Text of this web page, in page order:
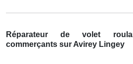
Réparateur de volet
commerçants sur Avirey Lingey